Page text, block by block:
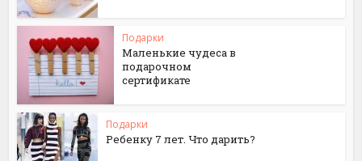
Подарки
Маленькие чудеса в
подарочном
сертификате
Подарки
Ребенку 7 лет. Что дарить?